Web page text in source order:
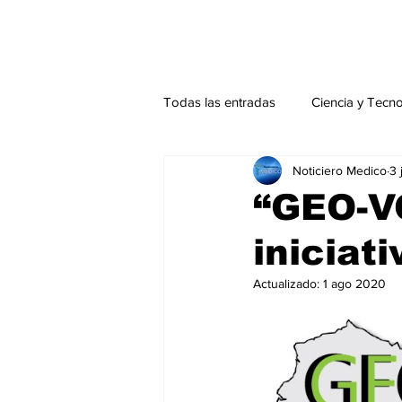
Todas las entradas Ciencia y
Actualidad Salud Mental
Endocrinología Actualidad
Consulta Externa especial
Especiales especial Perfiles
“GEO-
Noticiero Medico3
Actualizado: 1 ago 2020